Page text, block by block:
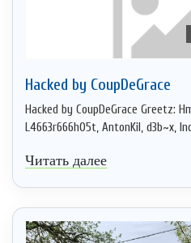
Hacked by CoupDeGrace
Hacked by CoupDeGrace Greetz:
L4663r666h05t, AntonKil, d3b~x,
Читать далее